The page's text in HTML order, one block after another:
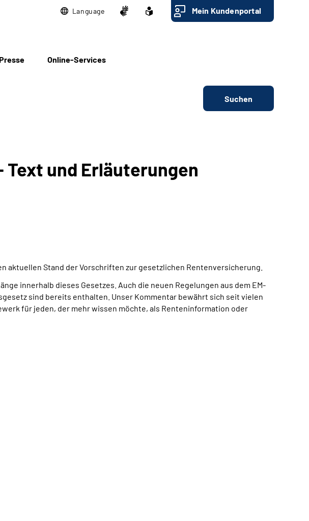
Language Mein Kundenportal
Online-Services
Suchen
Text und Erläuterungen
aktuellen Stand der Vorschriften zur gesetzlichen Rentenversicherung.
innerhalb dieses Gesetzes. Auch die neuen Regelungen aus dem EM-
sind bereits enthalten. Unser Kommentar bewährt sich seit vielen
für jeden, der mehr wissen möchte, als Renteninformation oder